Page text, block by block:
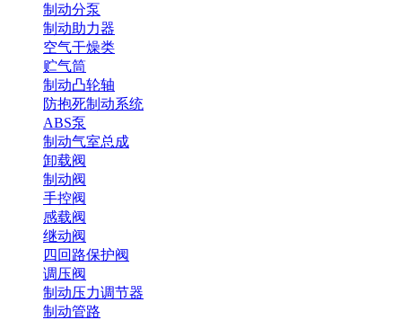
制动分泵
制动助力器
空气干燥类
贮气筒
制动凸轮轴
防抱死制动系统
ABS泵
制动气室总成
卸载阀
制动阀
手控阀
感载阀
继动阀
四回路保护阀
调压阀
制动压力调节器
制动管路